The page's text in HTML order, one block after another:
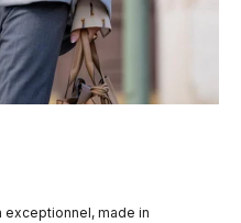
made in